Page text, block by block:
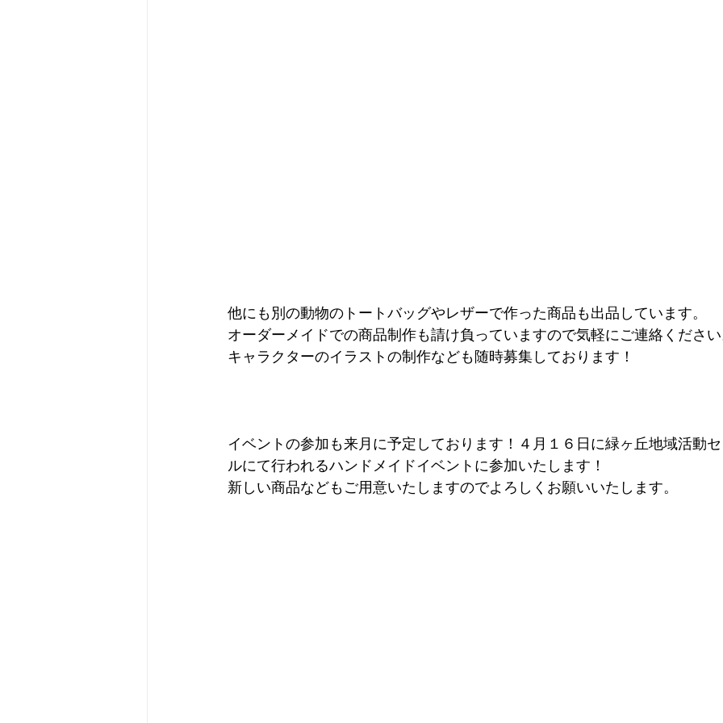
他にも別の動物のトートバッグやレザーで作った商品も出品しています。
オーダーメイドでの商品制作も請け負っていますので気軽にご連絡くださ
キャラクターのイラストの制作なども随時募集しております！
イベントの参加も来月に予定しております！４月１６日に緑ヶ丘地域活動
ルにて行われるハンドメイドイベントに参加いたします！
新しい商品などもご用意いたしますのでよろしくお願いいたします。